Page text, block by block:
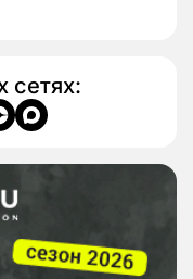
сетях: